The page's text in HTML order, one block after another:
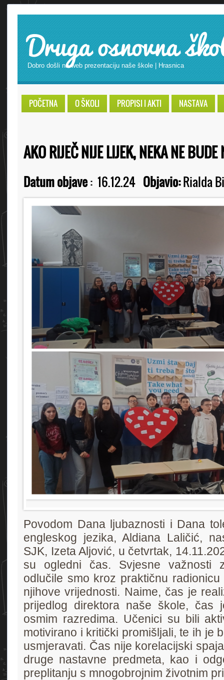
Druga osnovna
Dobro došli na web prezentaciju naše škole | Hrasnica
POČETNA O ŠKOLI PROPISI I AKTI NASTAVA
AKO RIJEČ NIJE LIJEK, NEKA NE BUDE
Datum objave: 16.12.24 Objavio:Rialda
Povodom Dana ljubaznosti i Dana
engleskog jezika, Aldiana Laličić,
SJK, Izeta Aljović, u četvrtak,
su ogledni čas. Svjesne važnosti
odlučile smo kroz praktičnu
njihove vrijednosti. Naime, čas je
prijedlog direktora naše škole, čas
osmim razredima. Učenici su bili
motivirano i kritički promišljali, te ih je
usmjeravati. Čas nije korelacijski
druge nastavne predmeta, kao i
preplitanju s mnogobrojnim životnim